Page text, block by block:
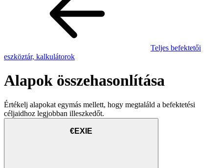
Teljes befektetői
eszköztár, kalkulátorok
Alapok összehasonlítása
Értékelj alapokat egymás mellett, hogy megtaláld a befektetési
céljaidhoz legjobban illeszkedőt.
€EXIE